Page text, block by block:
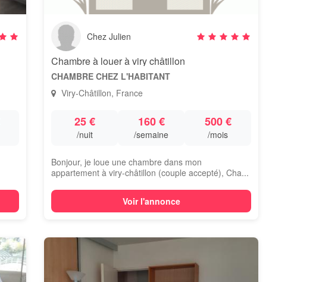
Chez Julien
Chambre à louer à viry châtillon
CHAMBRE CHEZ L'HABITANT
Viry-Châtillon, France
25 €
/nuit
160 €
/semaine
500 €
/mois
Bonjour, je loue une chambre dans mon
appartement à viry-châtillon (couple accepté), Cha...
Voir l'annonce